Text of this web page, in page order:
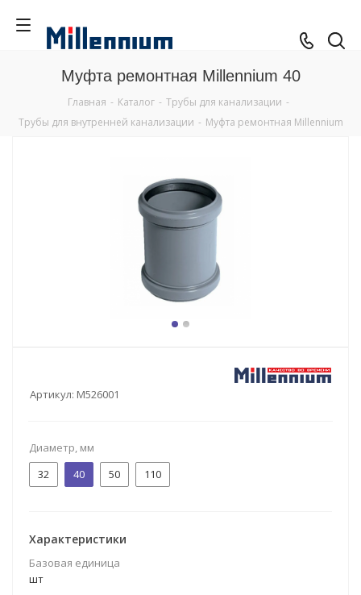
Муфта ремонтная Millennium 40
Главная - Каталог - Трубы для канализации -
Трубы для внутренней канализации - Муфта ремонтная Millennium
Артикул: M526001
Диаметр, мм
32
40 50 110
Характеристики
Базовая единица
шт